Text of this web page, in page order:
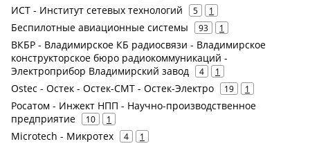
ИСТ - Институт сетевых технологий 5 1
Беспилотные авиационные системы 93 1
ВКБР - Владимирское КБ радиосвязи - Владимирское
конструкторское бюро радиокоммуникаций -
Электроприбор Владимирский завод
4 1
Ostec - Остек - Остек-СМТ - Остек-Электро 19 1
Росатом - Инжект НПП - Научно-производственное
предприятие
10 1
Microtech - Микротех 4 1